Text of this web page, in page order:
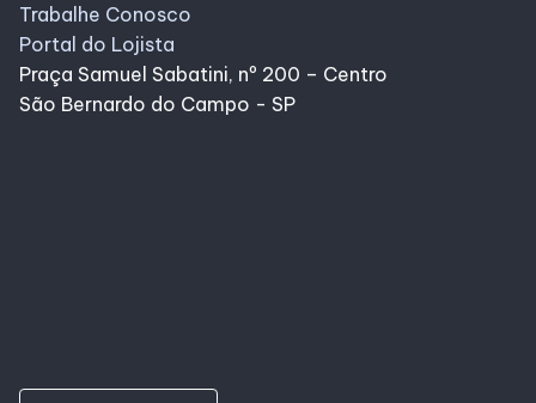
Trabalhe Conosco
Portal do Lojista
Praça Samuel Sabatini, nº 200 – Centro
São Bernardo do Campo - SP